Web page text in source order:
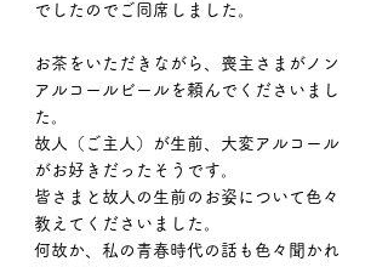
でしたのでご同席しました。
お茶をいただきながら、喪主さまがノン
アルコールビールを頼んでくださいまし
た。
故人（ご主人）が生前、大変アルコール
がお好きだったそうです。
皆さまと故人の生前のお姿について色々
教えてくださいました。
何故か、私の青春時代の話も色々聞かれ